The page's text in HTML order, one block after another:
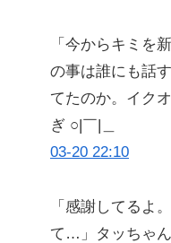
「今からキミを
の事は誰にも話
てたのか。イク
ぎ ○|￣|＿
03-20 22:10
「感謝してるよ
て…」タッちゃ